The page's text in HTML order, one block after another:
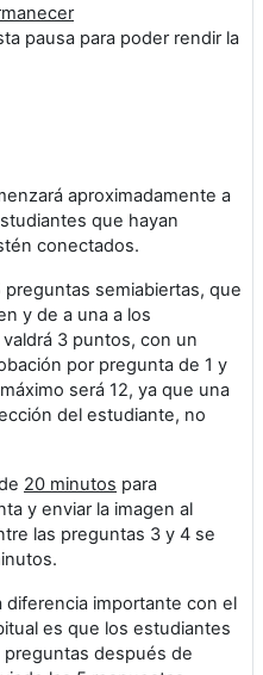
pausa para poder rendir la
aproximadamente a
que hayan
conectados.
semiabiertas, que
y de a una a los
3 puntos, con un
por pregunta de 1 y
será 12, ya que una
del estudiante, no
20 minutos para
y enviar la imagen al
las preguntas 3 y 4 se
importante con el
es que los estudiantes
después de